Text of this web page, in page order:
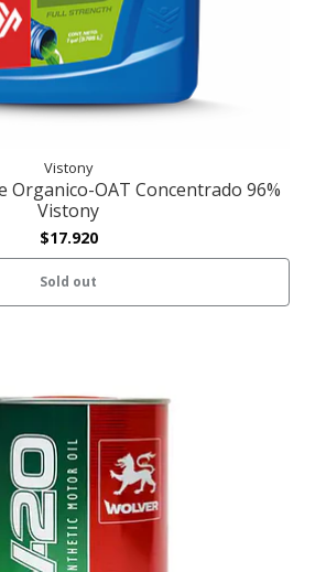
Vistony
Organico-OAT Concentrado 96%
Vistony
$17.920
Sold out